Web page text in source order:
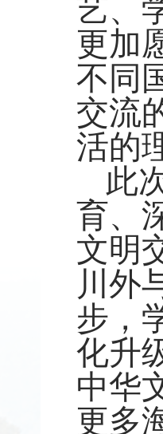
艺、
更加
不同
交流
活的
此
育、
文明
川外
步，
化升
中华
更多